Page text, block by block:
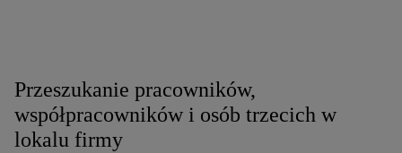
Przeszukanie pracowników,
współpracowników i osób trzecich w
lokalu firmy